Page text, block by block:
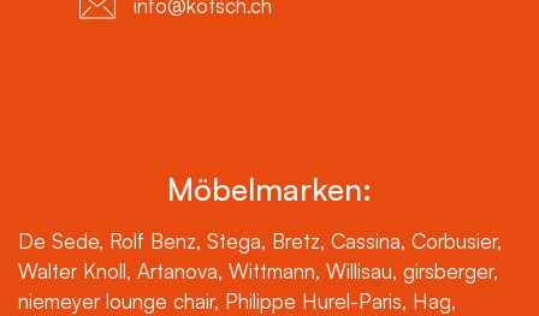
Möbelmarken:
De Sede, Rolf Benz, Stega, Bretz, Cassina, Corbusier,
Walter Knoll, Artanova, Wittmann, Willisau, girsberger,
niemeyer lounge chair, Philippe Hurel-Paris, Hag,